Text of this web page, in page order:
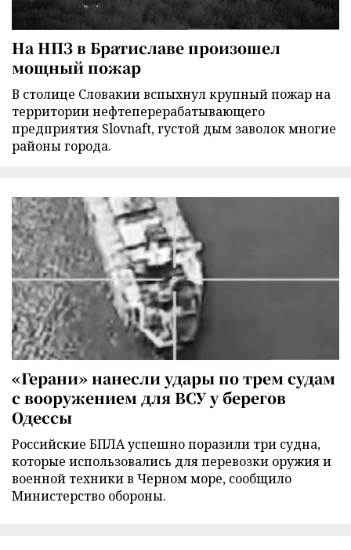
На НПЗ в Братиславе произошел
мощный пожар
В столице Словакии вспыхнул крупный пожар на
территории нефтеперерабатывающего
предприятия Slovnaft, густой дым заволок многие
районы города.
«Герани» нанесли удары по трем судам
с вооружением для ВСУ у берегов
Одессы
Российские БПЛА успешно поразили три судна,
которые использовались для перевозки оружия и
военной техники в Черном море, сообщило
Министерство обороны.